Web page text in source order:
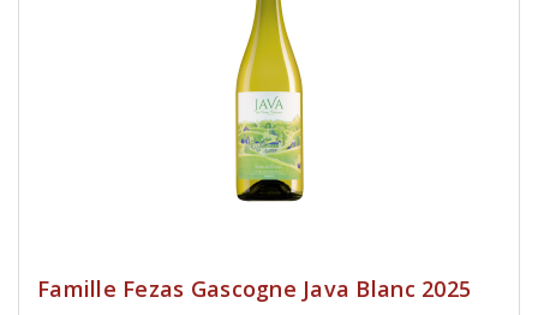
Famille Fezas Gascogne Java Blanc 2025